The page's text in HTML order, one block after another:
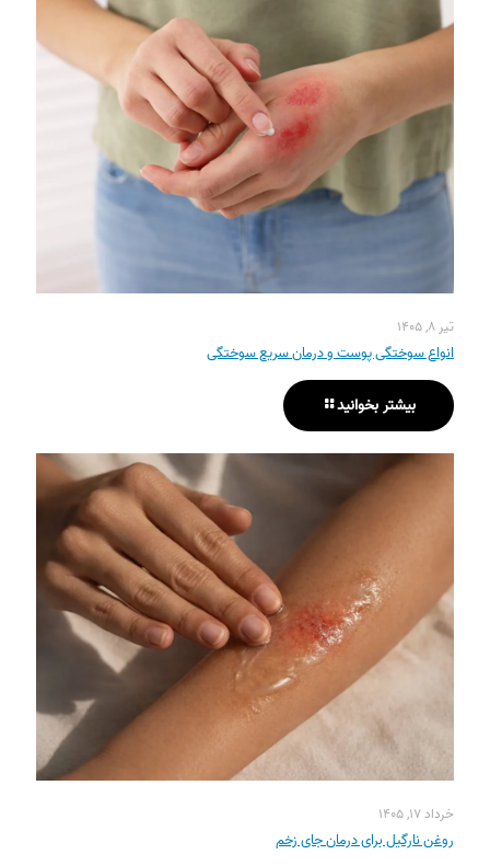
تیر ۸, ۱۴۰۵
انواع سوختگی پوست و درمان سریع سوختگی
بیشتر بخوانید
خرداد ۱۷, ۱۴۰۵
روغن نارگیل برای درمان جای زخم